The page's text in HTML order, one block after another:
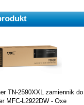
TN-2590XXL zamiennik do
MFC-L2922DW - Oxe